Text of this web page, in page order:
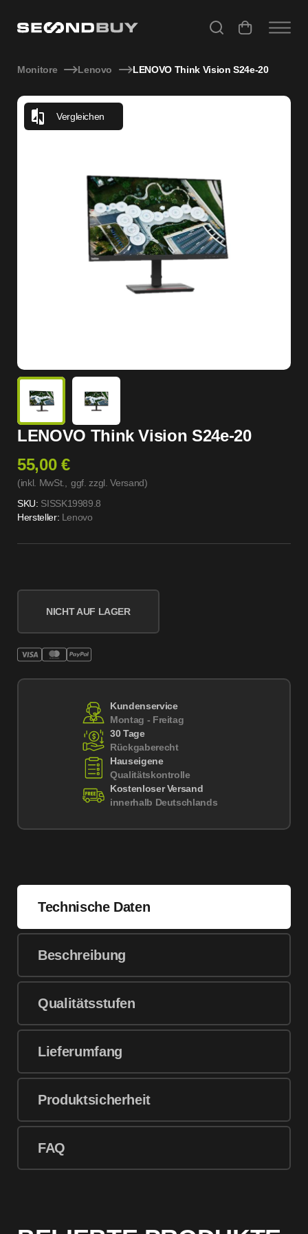
Monitore Lenovo LENOVO Think Vision S24e-20
Vergleichen
LENOVO Think Vision S24e-20
55,00 €
(inkl. MwSt., ggf. zzgl. Versand)
SKU: SISSK19989.8
Hersteller: Lenovo
NICHT AUF LAGER
Kundenservice
Montag - Freitag
30 Tage
Rückgaberecht
Hauseigene
Qualitätskontrolle
Kostenloser Versand
innerhalb Deutschlands
Technische Daten
Beschreibung
Qualitätsstufen
Lieferumfang
Produktsicherheit
FAQ